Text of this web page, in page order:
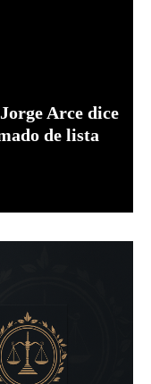
Arce dice
de lista